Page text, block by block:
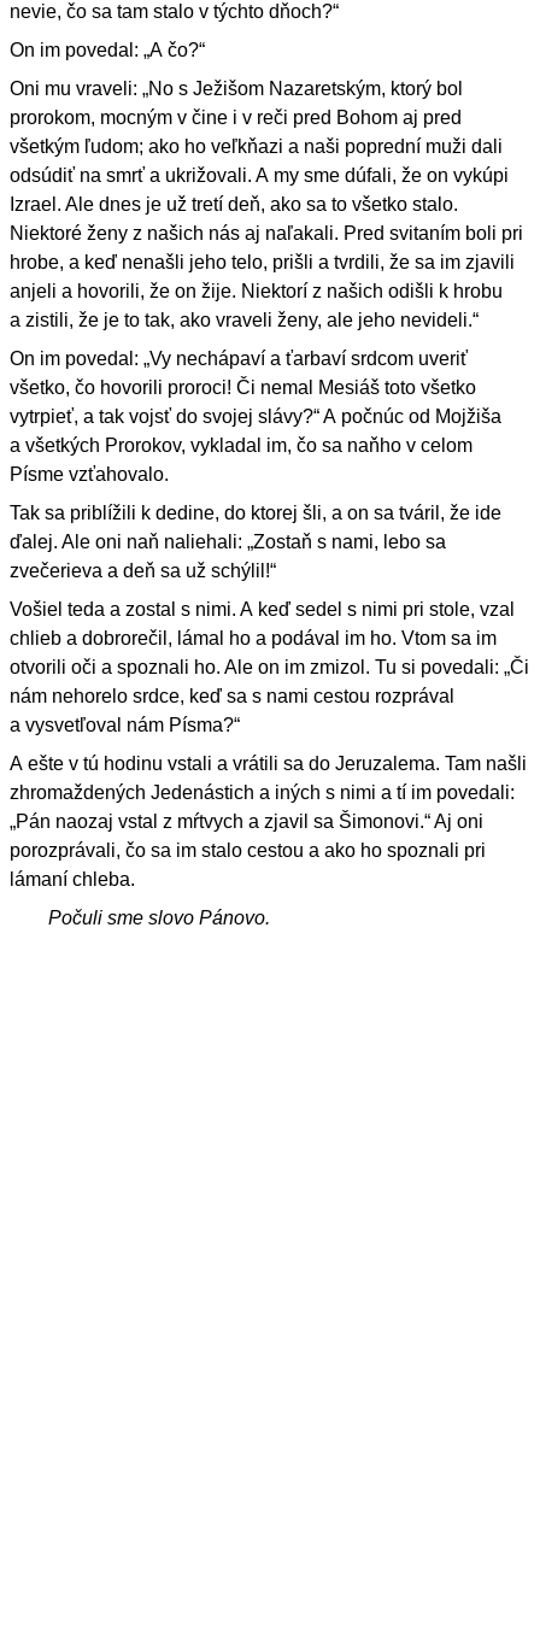
nevie, čo sa tam stalo v týchto dňoch?“
On im povedal: „A čo?“
Oni mu vraveli: „No s Ježišom Nazaretským, ktorý bol
prorokom, mocným v čine i v reči pred Bohom aj pred
všetkým ľudom; ako ho veľkňazi a naši poprední muži dali
odsúdiť na smrť a ukrižovali. A my sme dúfali, že on vykúpi
Izrael. Ale dnes je už tretí deň, ako sa to všetko stalo.
Niektoré ženy z našich nás aj naľakali. Pred svitaním boli pri
hrobe, a keď nenašli jeho telo, prišli a tvrdili, že sa im zjavili
anjeli a hovorili, že on žije. Niektorí z našich odišli k hrobu
a zistili, že je to tak, ako vraveli ženy, ale jeho nevideli.“
On im povedal: „Vy nechápaví a ťarbaví srdcom uveriť
všetko, čo hovorili proroci! Či nemal Mesiáš toto všetko
vytrpieť, a tak vojsť do svojej slávy?“ A počnúc od Mojžiša
a všetkých Prorokov, vykladal im, čo sa naňho v celom
Písme vzťahovalo.
Tak sa priblížili k dedine, do ktorej šli, a on sa tváril, že ide
ďalej. Ale oni naň naliehali: „Zostaň s nami, lebo sa
zvečerieva a deň sa už schýlil!“
Vošiel teda a zostal s nimi. A keď sedel s nimi pri stole, vzal
chlieb a dobrorečil, lámal ho a podával im ho. Vtom sa im
otvorili oči a spoznali ho. Ale on im zmizol. Tu si povedali: „Či
nám nehorelo srdce, keď sa s nami cestou rozprával
a vysvetľoval nám Písma?“
A ešte v tú hodinu vstali a vrátili sa do Jeruzalema. Tam našli
zhromaždených Jedenástich a iných s nimi a tí im povedali:
„Pán naozaj vstal z mŕtvych a zjavil sa Šimonovi.“ Aj oni
porozprávali, čo sa im stalo cestou a ako ho spoznali pri
lámaní chleba.
Počuli sme slovo Pánovo.